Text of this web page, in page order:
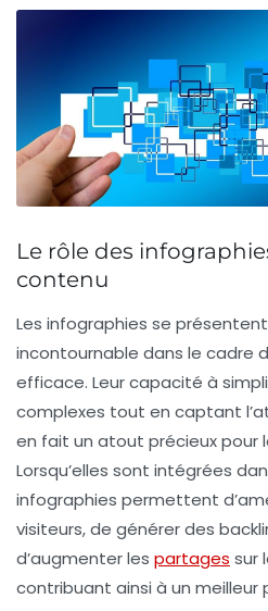
Le rôle des
contenu
Les infographies se
incontournable dans le cadre
efficace. Leur capacité à
complexes tout en captant
en fait un atout précieux pour
Lorsqu’elles sont intégrées
infographies permettent
visiteurs, de générer des
d’augmenter les partages sur
contribuant ainsi à un meilleur